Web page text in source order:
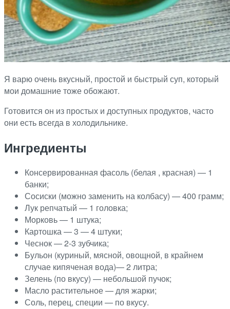
Я варю очень вкусный, простой и быстрый суп, который
мои домашние тоже обожают.
Готовится он из простых и доступных продуктов, часто
они есть всегда в холодильнике.
Ингредиенты
Консервированная фасоль (белая , красная) — 1
банки;
Сосиски (можно заменить на колбасу) — 400 грамм;
Лук репчатый — 1 головка;
Морковь — 1 штука;
Картошка — 3 — 4 штуки;
Чеснок — 2-3 зубчика;
Бульон (куриный, мясной, овощной, в крайнем
случае кипяченая вода)— 2 литра;
Зелень (по вкусу) — небольшой пучок;
Масло растительное — для жарки;
Соль, перец, специи — по вкусу.